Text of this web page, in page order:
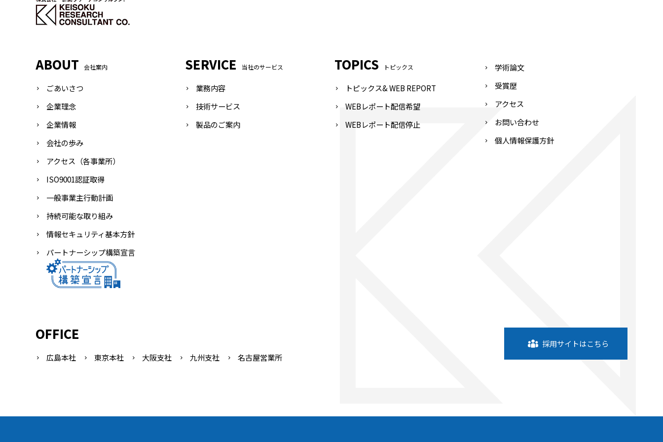
ABOUT 会社案内
ごあいさつ
企業理念
企業情報
会社の歩み
アクセス（各事業所）
ISO9001認証取得
一般事業主行動計画
持続可能な取り組み
情報セキュリティ基本方針
パートナーシップ構築宣言
SERVICE 当社のサービス
業務内容
技術サービス
製品のご案内
TOPICS トピックス
トピックス& WEB REPORT
WEBレポート配信希望
WEBレポート配信停止
学術論文
受賞歴
アクセス
お問い合わせ
個人情報保護方針
OFFICE
広島本社 東京本社 大阪支社 九州支社 名古屋営業所
採用サイトはこちら